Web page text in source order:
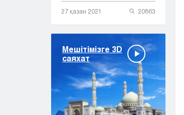
27 қазан 2021 20863
Мешітімізге 3D
саяхат